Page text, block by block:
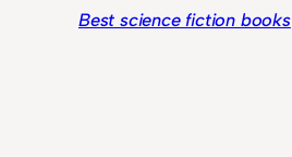
Best science fiction books